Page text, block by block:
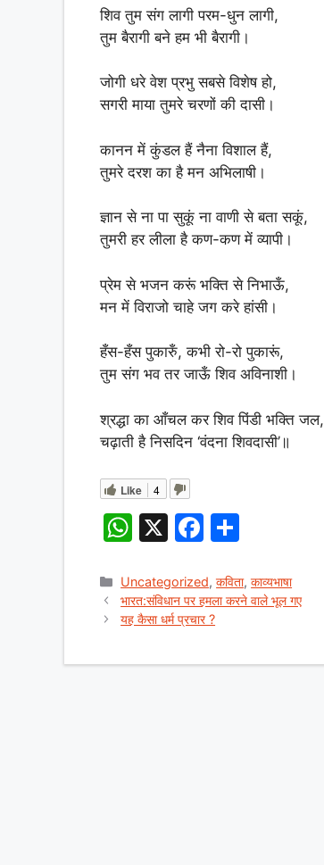
p
p
o
o
k
शिव तुम संग लागी परम-धुन लागी,
तुम बैरागी बने हम भी बैरागी।
जोगी धरे वेश प्रभु सबसे विशेष हो,
सगरी माया तुमरे चरणों की दासी।
कानन में कुंडल हैं नैना विशाल हैं,
तुमरे दरश का है मन अभिलाषी।
ज्ञान से ना पा सुकूं ना वाणी से बता सकूं,
तुमरी हर लीला है कण-कण में व्यापी।
प्रेम से भजन करूं भक्ति से निभाऊँ,
मन में विराजो चाहे जग करे हांसी।
हँस-हँस पुकारुँ, कभी रो-रो पुकारूं,
तुम संग भव तर जाऊँ शिव अविनाशी।
श्रद्धा का आँचल कर शिव पिंडी भक्ति जल,
चढ़ाती है निसदिन ‘वंदना शिवदासी’॥
Like 4
W
at
s
p
X
F
c
e
o
ar
e
Categories
Uncategorized,कविता,काव्यभाषा
भारत:संविधान पर हमला करने वाले भूल गए
यह कैसा धर्म प्रचार ?